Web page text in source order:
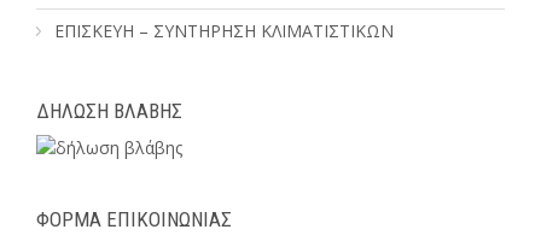
ΕΠΙΣΚΕΥΗ – ΣΥΝΤΗΡΗΣΗ ΚΛΙΜΑΤΙΣΤΙΚΩΝ
ΔΗΛΩΣΗ ΒΛΑΒΗΣ
ΦΟΡΜΑ ΕΠΙΚΟΙΝΩΝΙΑΣ